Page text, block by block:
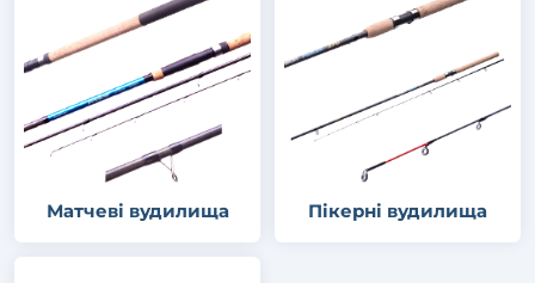
Матчеві вудилища Пікерні вудилища